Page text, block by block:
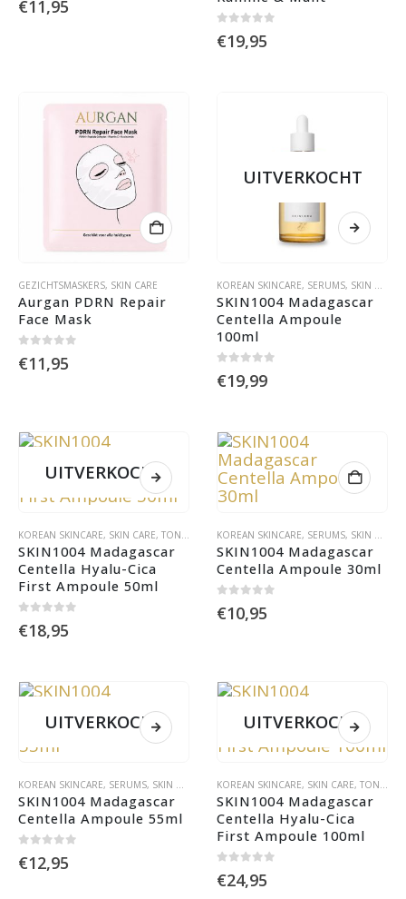
€11,95
€19,95
GEZICHTSMASKERS, SKIN CARE
Aurgan PDRN Repair
Face Mask
€11,95
UITVERKOCHT
KOREAN SKINCARE, SERUMS, SKIN CARE
SKIN1004 Madagascar
Centella Ampoule
100ml
€19,99
UITVERKOCHT
KOREAN SKINCARE, SKIN CARE, TONERS
SKIN1004 Madagascar
Centella Hyalu-Cica
First Ampoule 50ml
€18,95
KOREAN SKINCARE, SERUMS, SKIN CARE
SKIN1004 Madagascar
Centella Ampoule 30ml
€10,95
UITVERKOCHT
KOREAN SKINCARE, SERUMS, SKIN CARE
SKIN1004 Madagascar
Centella Ampoule 55ml
€12,95
UITVERKOCHT
KOREAN SKINCARE, SKIN CARE, TONERS
SKIN1004 Madagascar
Centella Hyalu-Cica
First Ampoule 100ml
€24,95